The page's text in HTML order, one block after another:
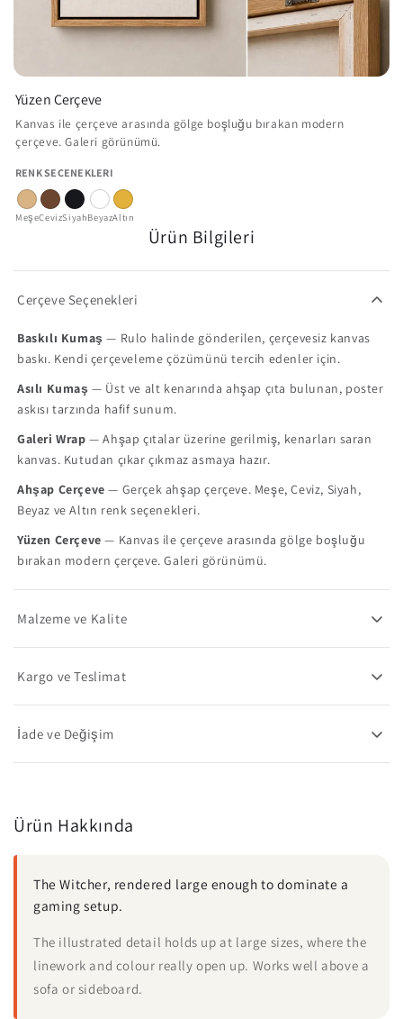
Yüzen Çerçeve
Kanvas ile çerçeve arasında gölge boşluğu bırakan modern
çerçeve. Galeri görünümü.
RENK SEÇENEKLERI
MeşeCevizSiyahBeyazAltın
Ürün Bilgileri
Çerçeve Seçenekleri
Baskılı Kumaş — Rulo halinde gönderilen, çerçevesiz kanvas
baskı. Kendi çerçeveleme çözümünü tercih edenler için.
Asılı Kumaş — Üst ve alt kenarında ahşap çıta bulunan, poster
askısı tarzında hafif sunum.
Galeri Wrap — Ahşap çıtalar üzerine gerilmiş, kenarları saran
kanvas. Kutudan çıkar çıkmaz asmaya hazır.
Ahşap Çerçeve — Gerçek ahşap çerçeve. Meşe, Ceviz, Siyah,
Beyaz ve Altın renk seçenekleri.
Yüzen Çerçeve — Kanvas ile çerçeve arasında gölge boşluğu
bırakan modern çerçeve. Galeri görünümü.
Malzeme ve Kalite
Kargo ve Teslimat
İade ve Değişim
Ürün Hakkında
The Witcher, rendered large enough to dominate a
gaming setup.
The illustrated detail holds up at large sizes, where the
linework and colour really open up. Works well above a
sofa or sideboard.